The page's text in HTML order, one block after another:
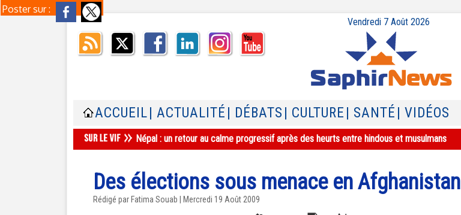
Poster sur :
Vendredi 7 Août 2026
ACCUEIL | ACTUALITÉ | DÉBATS | CULTURE | SANTÉ | VIDÉOS
Népal : un retour au calme progressif après des heurts entre hindous et musulmans
Des élections sous menace en Afghanistan
Rédigé par Fatima Souab | Mercredi 19 Août 2009